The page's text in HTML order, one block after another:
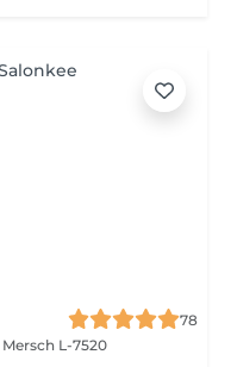
78
Mersch L-7520